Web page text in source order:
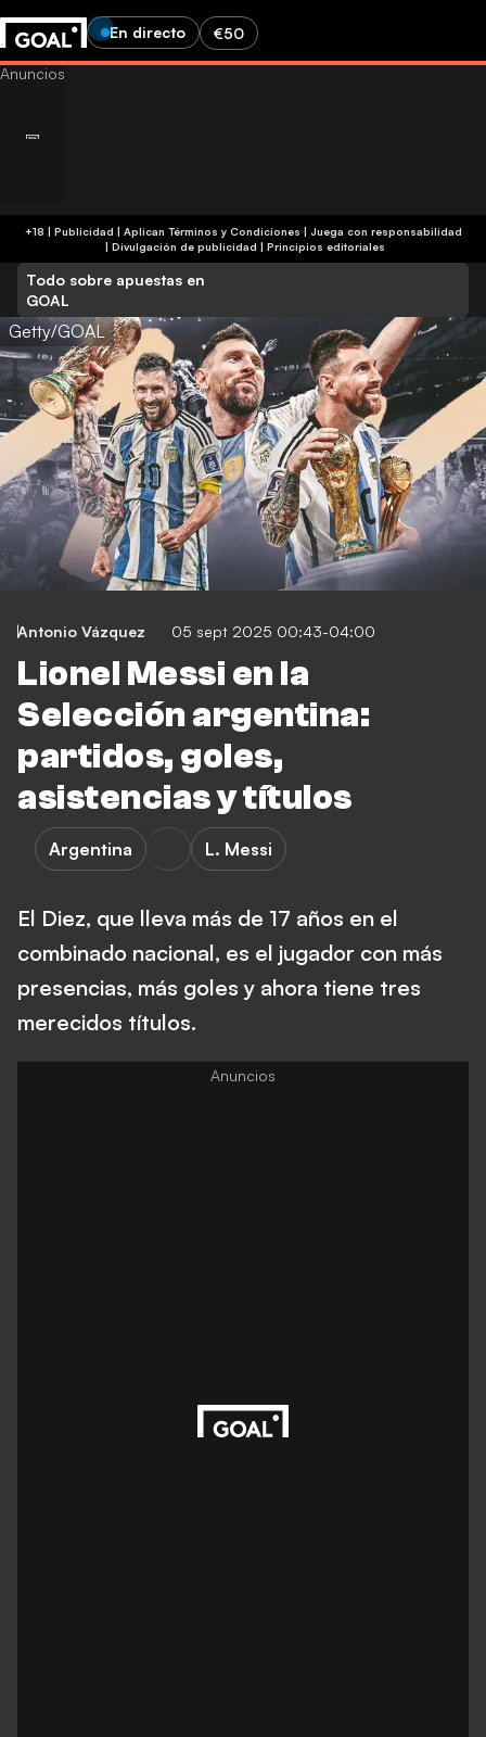
En directo €50
+18 | Publicidad | Aplican Términos y Condiciones | Juega con responsabilidad
| Divulgación de publicidad | Principios editoriales
Todo sobre apuestas en
GOAL
Getty/GOAL
Antonio Vázquez 05 sept 2025 00:43-04:00
Lionel Messi en la
Selección argentina:
partidos, goles,
asistencias y títulos
Argentina L. Messi
El Diez, que lleva más de 17 años en el
combinado nacional, es el jugador con más
presencias, más goles y ahora tiene tres
merecidos títulos.